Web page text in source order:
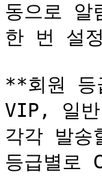
동으로
한 번 설
**회원
VIP, 일
각각 발
등급별로